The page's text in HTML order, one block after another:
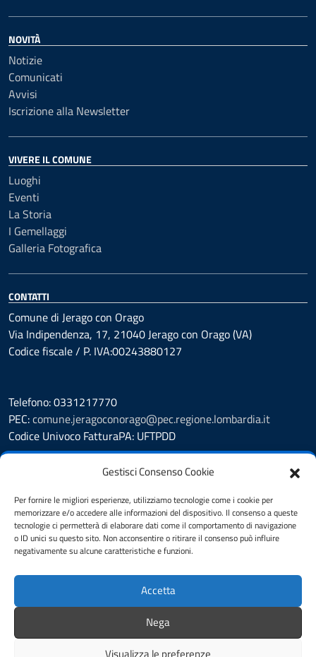
Gestisci Consenso Cookie
Per fornire le migliori esperienze, utilizziamo tecnologie come i cookie per
memorizzare e/o accedere alle informazioni del dispositivo. Il consenso a queste
tecnologie ci permetterà di elaborare dati come il comportamento di navigazione
o ID unici su questo sito. Non acconsentire o ritirare il consenso può influire
negativamente su alcune caratteristiche e funzioni.
Accetta
Nega
NOVITÀ
Notizie
Comunicati
Avvisi
Iscrizione alla Newsletter
VIVERE IL COMUNE
Luoghi
Eventi
La Storia
I Gemellaggi
Galleria Fotografica
CONTATTI
Comune di Jerago con Orago
Via Indipendenza, 17, 21040 Jerago con Orago (VA)
Codice fiscale / P. IVA:00243880127
Telefono: 0331217770
PEC:comune.jeragoconorago@pec.regione.lombardia.it
Codice Univoco FatturaPA: UFTPDD
Segnalazione disservizio
Prenotazione appuntamento
Richiesta assistenza
Albo Pretorio
Amministrazione trasparente
Cookie Policy (UE)
Dichiarazione di accessibilità
Feedback